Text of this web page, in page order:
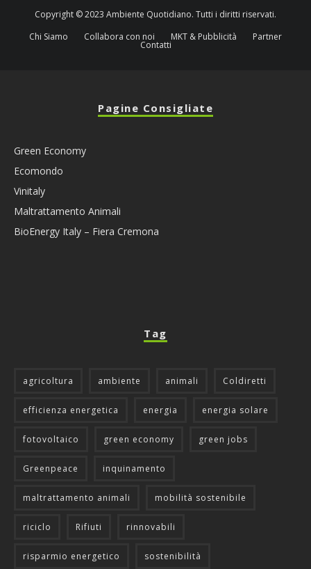
Copyright © 2023 Ambiente Quotidiano. Tutti i diritti riservati.
Chi Siamo
Collabora con noi MKT & Pubblicità Partner
Contatti
Pagine Consigliate
Green Economy
Ecomondo
Vinitaly
Maltrattamento Animali
BioEnergy Italy – Fiera Cremona
Tag
agricoltura ambiente animali Coldiretti
efficienza energetica energia energia solare
fotovoltaico green economy green jobs
Greenpeace inquinamento
maltrattamento animali mobilità sostenibile
riciclo Rifiuti rinnovabili
risparmio energetico sostenibilità